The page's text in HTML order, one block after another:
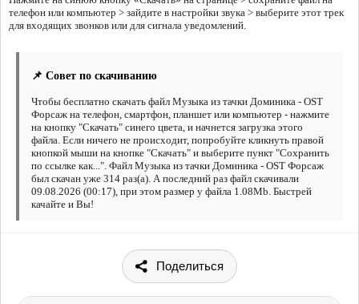
телефон или компьютер > зайдите в настройки звука > выберите этот трек
для входящих звонков или для сигнала уведомлений.
📌 Совет по скачиванию
Чтобы бесплатно скачать файл Музыка из тачки Доминика - OST
Форсаж на телефон, смартфон, планшет или компьютер - нажмите
на кнопку "Скачать" синего цвета, и начнется загрузка этого
файла. Если ничего не происходит, попробуйте кликнуть правой
кнопкой мыши на кнопке "Скачать" и выберите пункт "Сохранить
по ссылке как...". Файл Музыка из тачки Доминика - OST Форсаж
был скачан уже 314 раз(а). А последний раз файл скачивали
09.08.2026 (00:17), при этом размер у файла 1.08Mb. Быстрей
качайте и Вы!
Поделиться